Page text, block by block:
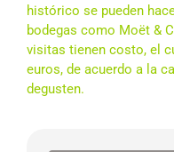
histórico se pueden
bodegas como Moët &
visitas tienen costo, el
euros, de acuerdo a la
degusten.